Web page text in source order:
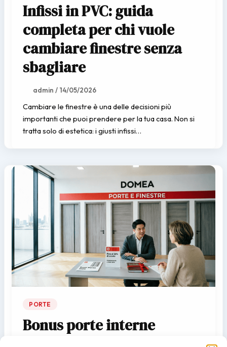
Infissi in PVC: guida
completa per chi vuole
cambiare finestre senza
sbagliare
admin/ 14/05/2026
Cambiare le finestre è una delle decisioni più
importanti che puoi prendere per la tua casa. Non si
tratta solo di estetica: i giusti infissi…
PORTE
Bonus porte interne